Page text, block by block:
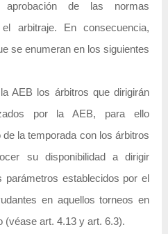
de las normas
arbitraje. En consecuencia,
se enumeran en los siguientes
AEB los árbitros que dirigirán
por la AEB, para ello
la temporada con los árbitros
su disponibilidad a dirigir
parámetros establecidos por el
en aquellos torneos en
(véase art. 4.13 y art. 6.3).